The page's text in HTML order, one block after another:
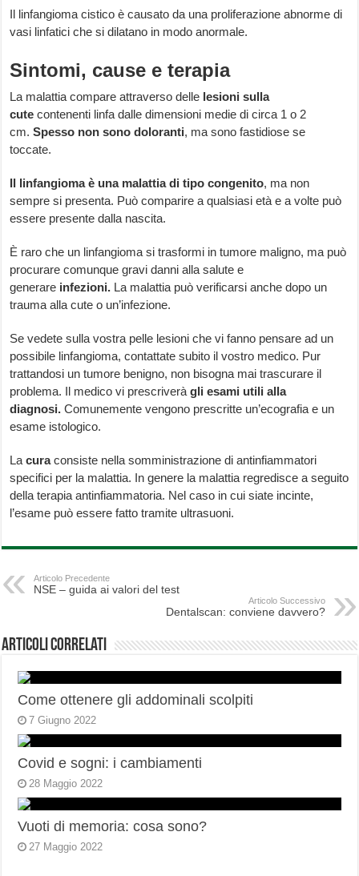
Il linfangioma cistico è causato da una proliferazione abnorme di
vasi linfatici che si dilatano in modo anormale.
Sintomi, cause e terapia
La malattia compare attraverso delle lesioni sulla
cute contenenti linfa dalle dimensioni medie di circa 1 o 2
cm.Spesso non sono doloranti, ma sono fastidiose se
toccate.
Il linfangioma è una malattia di tipo congenito, ma non
sempre si presenta. Può comparire a qualsiasi età e a volte può
essere presente dalla nascita.
È raro che un linfangioma si trasformi in tumore maligno, ma può
procurare comunque gravi danni alla salute e
generare infezioni. La malattia può verificarsi anche dopo un
trauma alla cute o un’infezione.
Se vedete sulla vostra pelle lesioni che vi fanno pensare ad un
possibile linfangioma, contattate subito il vostro medico. Pur
trattandosi un tumore benigno, non bisogna mai trascurare il
problema. Il medico vi prescriveràgli esami utili alla
diagnosi. Comunemente vengono prescritte un’ecografia e un
esame istologico.
Lacuraconsiste nella somministrazione di antinfiammatori
specifici per la malattia. In genere la malattia regredisce a seguito
della terapia antinfiammatoria. Nel caso in cui siate incinte,
l’esame può essere fatto tramite ultrasuoni.
Articolo Precedente
NSE – guida ai valori del test
Articolo Successivo
Dentalscan: conviene davvero?
Articoli correlati
Come ottenere gli addominali scolpiti
7 Giugno 2022
Covid e sogni: i cambiamenti
28 Maggio 2022
Vuoti di memoria: cosa sono?
27 Maggio 2022